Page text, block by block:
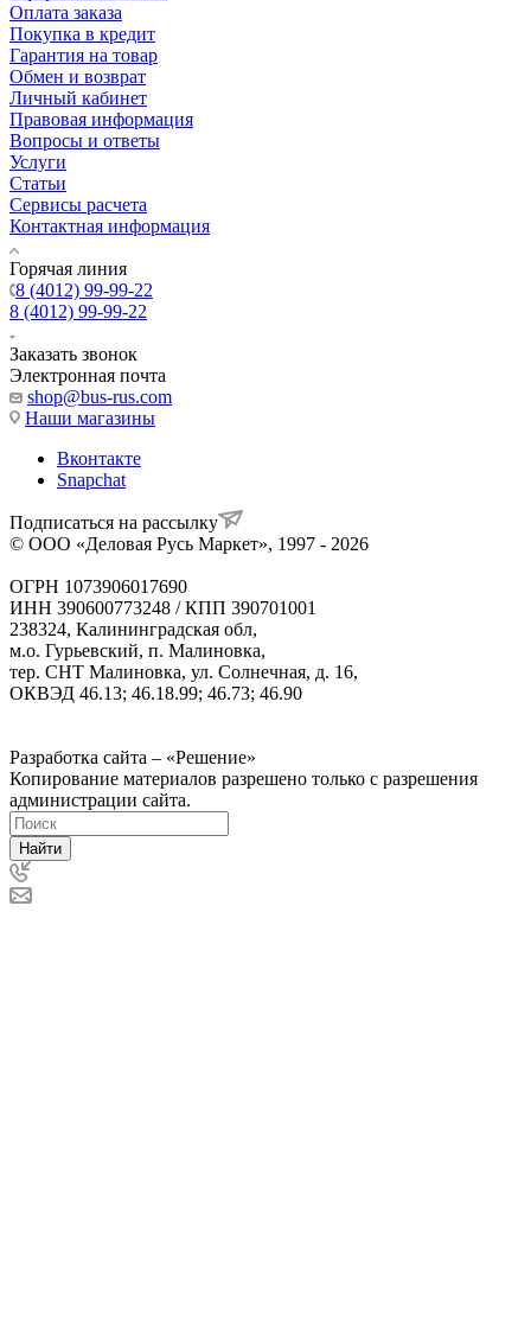
Оплата заказа
Покупка в кредит
Гарантия на товар
Обмен и возврат
Личный кабинет
Правовая информация
Вопросы и ответы
Услуги
Статьи
Сервисы расчета
Контактная информация
Горячая линия
8 (4012) 99-99-22
8 (4012) 99-99-22
Заказать звонок
Электронная почта
shop@bus-rus.com
Наши магазины
Вконтакте
Snapchat
Подписаться на рассылку
© ООО «Деловая Русь Маркет», 1997 - 2026
ОГРН 1073906017690
ИНН 390600773248 / КПП 390701001
238324, Калининградская обл,
м.о. Гурьевский, п. Малиновка,
тер. СНТ Малиновка, ул. Солнечная, д. 16,
ОКВЭД 46.13; 46.18.99; 46.73; 46.90
Разработка сайта – «Решение»
Копирование материалов разрешено только с разрешения
администрации сайта.
Найти